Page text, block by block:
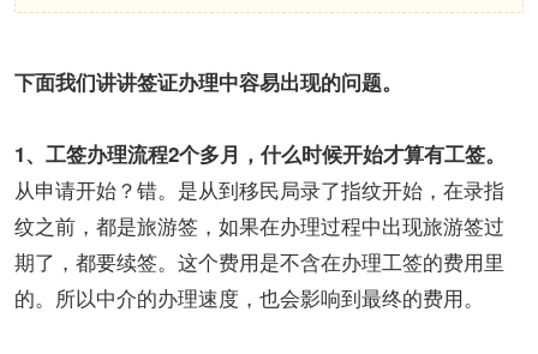
下面我们讲讲签证办理中容易出现的问题。
1、工签办理流程2个多月，什么时候开始才算有工签。
从申请开始？错。是从到移民局录了指纹开始，在录指
纹之前，都是旅游签，如果在办理过程中出现旅游签过
期了，都要续签。这个费用是不含在办理工签的费用里
的。所以中介的办理速度，也会影响到最终的费用。